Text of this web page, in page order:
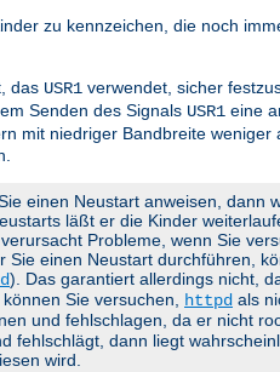
zu kennzeichen, die noch
das USR1 verwendet, sicher
Senden des Signals USR1 eine
mit niedriger Bandbreite
einen Neustart anweisen, dann
läßt er die Kinder
Probleme, wenn Sie
einen Neustart durchführen,
). Das garantiert allerdings nicht,
Sie versuchen, httpd als
und fehlschlagen, da er nicht
fehlschlägt, dann liegt
wird.